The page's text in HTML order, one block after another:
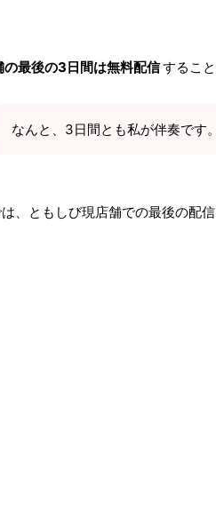
の最後の3日間は無料配信するこ
なんと、3日間とも私が伴奏です
、ともしび現店舗での最後の配